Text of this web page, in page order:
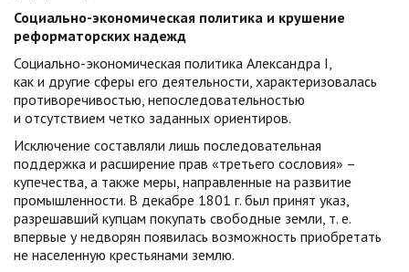
Социально-экономическая политика и крушение
реформаторских надежд
Социально-экономическая политика Александра I,
как и другие сферы его деятельности, характеризовалась
противоречивостью, непоследовательностью
и отсутствием четко заданных ориентиров.
Исключение составляли лишь последовательная
поддержка и расширение прав «третьего сословия» –
купечества, а также меры, направленные на развитие
промышленности. В декабре 1801 г. был принят указ,
разрешавший купцам покупать свободные земли, т. е.
впервые у недворян появилась возможность приобретать
не населенную крестьянами землю.